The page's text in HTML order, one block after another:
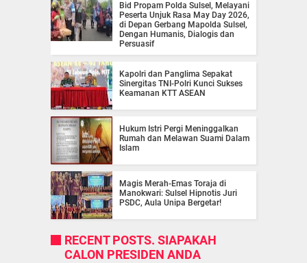
Bid Propam Polda Sulsel, Melayani
Peserta Unjuk Rasa May Day 2026,
di Depan Gerbang Mapolda Sulsel,
Dengan Humanis, Dialogis dan
Persuasif
Kapolri dan Panglima Sepakat
Sinergitas TNI-Polri Kunci Sukses
Keamanan KTT ASEAN
Hukum Istri Pergi Meninggalkan
Rumah dan Melawan Suami Dalam
Islam
Magis Merah-Emas Toraja di
Manokwari: Sulsel Hipnotis Juri
PSDC, Aula Unipa Bergetar!
RECENT POSTS. SIAPAKAH
CALON PRESIDEN ANDA